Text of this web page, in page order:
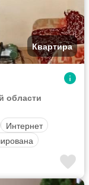
Квартира
области
Интернет